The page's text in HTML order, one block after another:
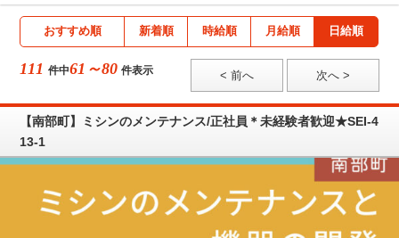
おすすめ順 新着順 時給順 月給順 日給順
111 件中61～80 件表示 < 前へ 次へ >
【南部町】ミシンのメンテナンス/正社員＊未経験者歓迎★SEI-4
13-1